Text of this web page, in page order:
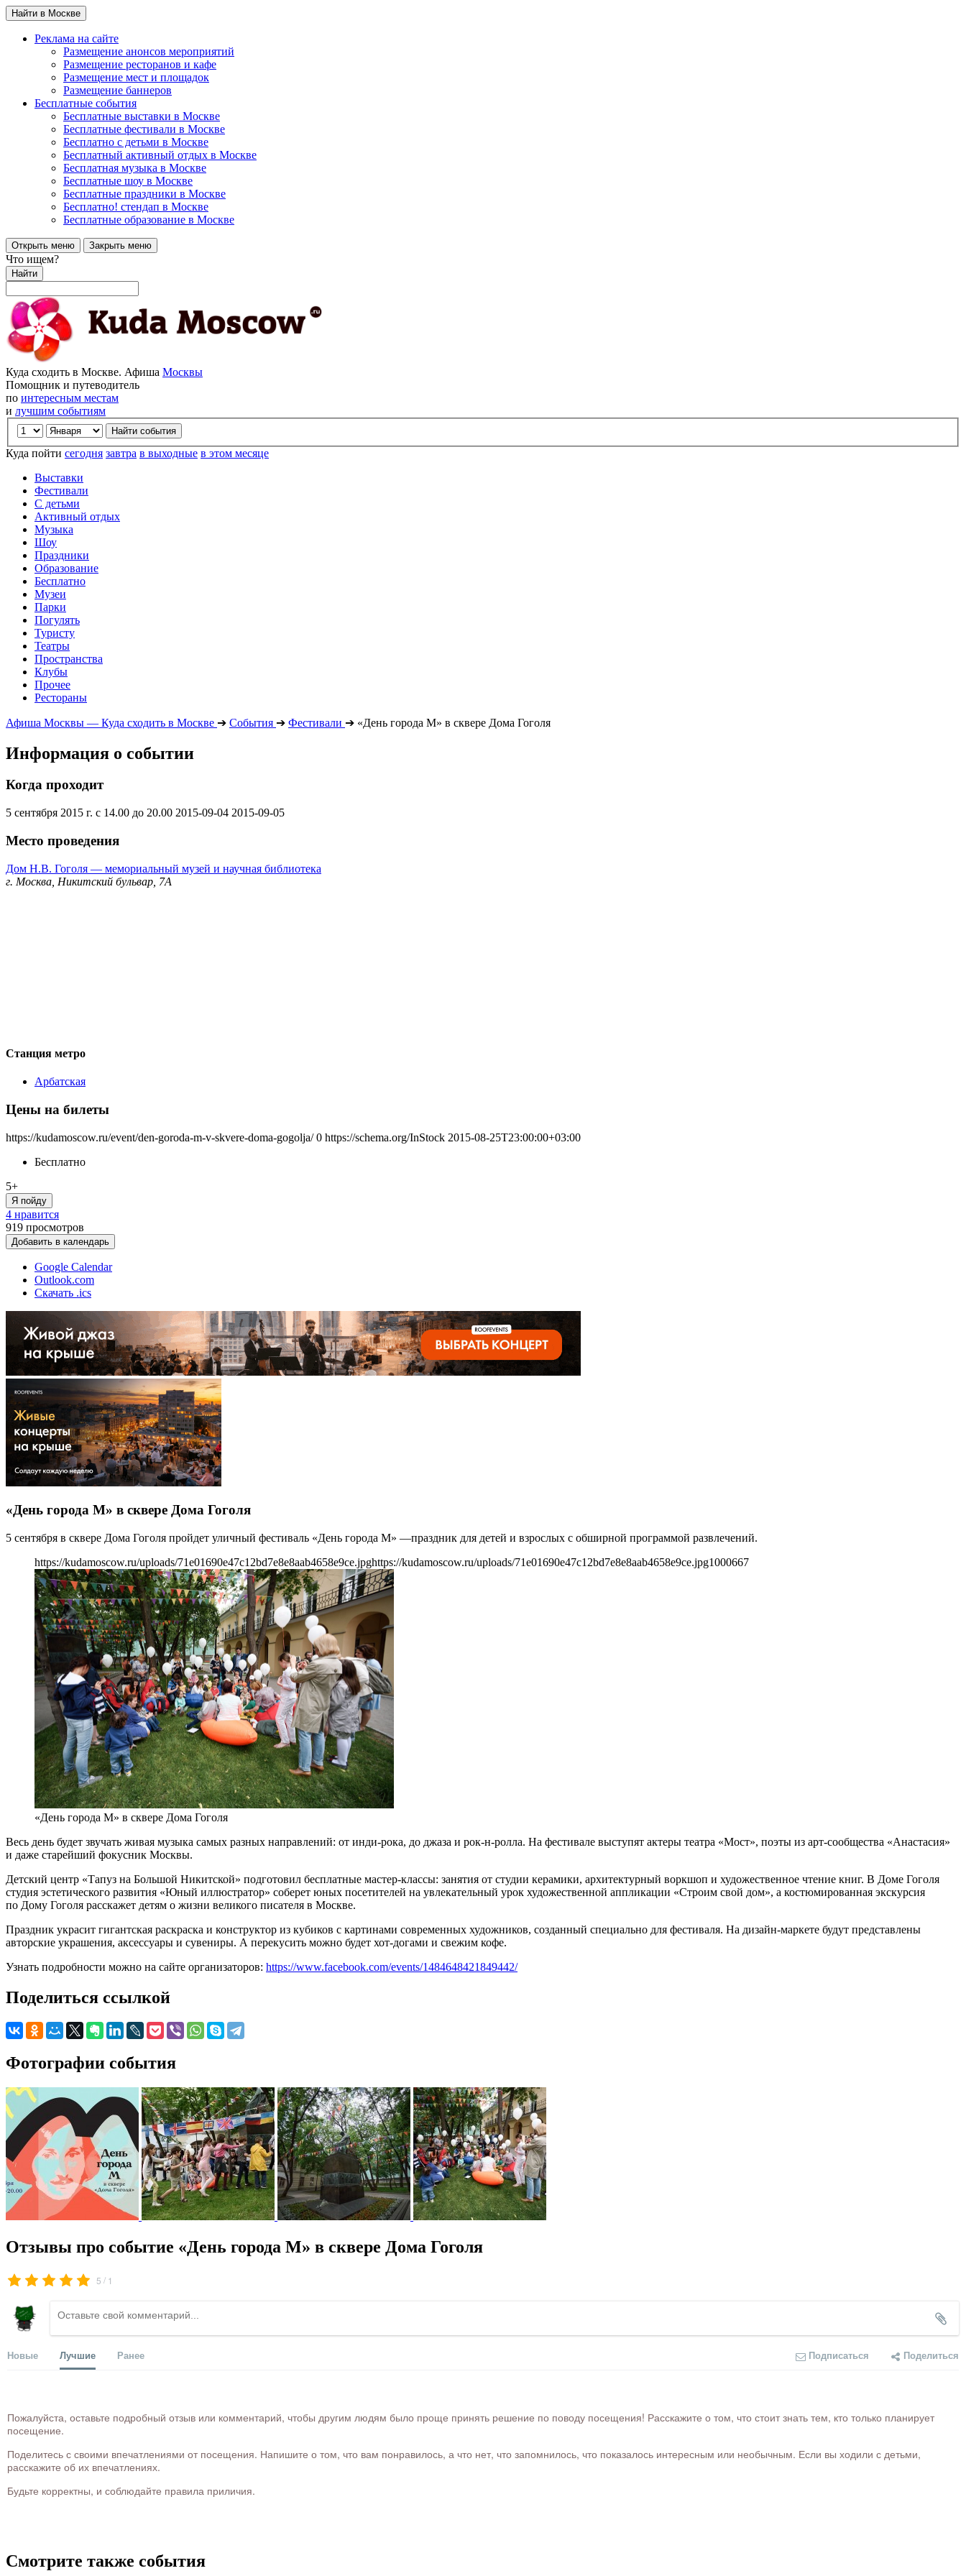
Найти в Москве
Реклама на сайте
Размещение анонсов мероприятий
Размещение ресторанов и кафе
Размещение мест и площадок
Размещение баннеров
Бесплатные события
Бесплатные выставки в Москве
Бесплатные фестивали в Москве
Бесплатно с детьми в Москве
Бесплатный активный отдых в Москве
Бесплатная музыка в Москве
Бесплатные шоу в Москве
Бесплатные праздники в Москве
Бесплатно! стендап в Москве
Бесплатные образование в Москве
Открыть меню Закрыть меню
Что ищем?
Найти
Куда сходить в Москве. Афиша Москвы
Помощник и путеводитель
по интересным местам
и лучшим событиям
Куда пойти сегодня завтра в выходные в этом месяце
Выставки
Фестивали
С детьми
Активный отдых
Музыка
Шоу
Праздники
Образование
Бесплатно
Музеи
Парки
Погулять
Туристу
Театры
Пространства
Клубы
Прочее
Рестораны
Афиша Москвы — Куда сходить в Москве ➔ События ➔ Фестивали ➔ «День города М» в сквере Дома Гоголя
Информация о событии
Когда проходит
5 сентября 2015 г. c 14.00 до 20.00 2015-09-04 2015-09-05
Место проведения
Дом Н.В. Гоголя — мемориальный музей и научная библиотека
г. Москва, Никитский бульвар, 7А
Станция метро
Арбатская
Цены на билеты
https://kudamoscow.ru/event/den-goroda-m-v-skvere-doma-gogolja/ 0 https://schema.org/InStock 2015-08-25T23:00:00+03:00
Бесплатно
5+
Я пойду
4 нравится
919 просмотров
Добавить в календарь
Google Calendar
Outlook.com
Скачать .ics
«День города М» в сквере Дома Гоголя
5 сентября в сквере Дома Гоголя пройдет уличный фестиваль «День города М» —праздник для детей и взрослых с обширной программой развлечений.
https://kudamoscow.ru/uploads/71e01690e47c12bd7e8e8aab4658e9ce.jpghttps://kudamoscow.ru/uploads/71e01690e47c12bd7e8e8aab4658e9ce.jpg1000667
«День города М» в сквере Дома Гоголя
Весь день будет звучать живая музыка самых разных направлений: от инди-рока, до джаза и рок-н-ролла. На фестивале выступят актеры театра «Мост», поэты из арт-сообщества «Анастасия»
и даже старейший фокусник Москвы.
Детский центр «Тапуз на Большой Никитской» подготовил бесплатные мастер-классы: занятия от студии керамики, архитектурный воркшоп и художественное чтение книг. В Доме Гоголя
студия эстетического развития «Юный иллюстратор» соберет юных посетителей на увлекательный урок художественной аппликации «Строим свой дом», а костюмированная экскурсия
по Дому Гоголя расскажет детям о жизни великого писателя в Москве.
Праздник украсит гигантская раскраска и конструктор из кубиков с картинами современных художников, созданный специально для фестиваля. На дизайн-маркете будут представлены
авторские украшения, аксессуары и сувениры. А перекусить можно будет хот-догами и свежим кофе.
Узнать подробности можно на сайте организаторов: https://www.facebook.com/events/1484648421849442/
Поделиться ссылкой
Фотографии события
Отзывы про событие «День города М» в сквере Дома Гоголя
5 / 1
Новые Лучшие Ранее Подписаться Поделиться
Пожалуйста, оставьте подробный отзыв или комментарий, чтобы другим людям было проще принять решение по поводу посещения! Расскажите о том, что стоит знать тем, кто только планирует
посещение.
Поделитесь с своими впечатлениями от посещения. Напишите о том, что вам понравилось, а что нет, что запомнилось, что показалось интересным или необычным. Если вы ходили с детьми,
расскажите об их впечатлениях.
Будьте корректны, и соблюдайте правила приличия.
Смотрите также события